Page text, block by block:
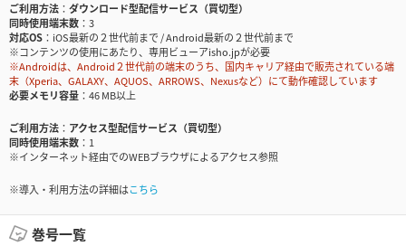
ご利用方法
ダウンロード型配信サービス（買切型）
同時使用端末数
3
対応OS
iOS最新の２世代前まで / Android最新の２世代前まで
※コンテンツの使用にあたり、専用ビューアisho.jpが必要
※Androidは、Android２世代前の端末のうち、国内キャリア経由で販売されている端
末（Xperia、GALAXY、AQUOS、ARROWS、Nexusなど）にて動作確認しています
必要メモリ容量
46 MB以上
ご利用方法
アクセス型配信サービス（買切型）
同時使用端末数
1
※インターネット経由でのWEBブラウザによるアクセス参照
※導入・利用方法の詳細はこちら
巻号一覧